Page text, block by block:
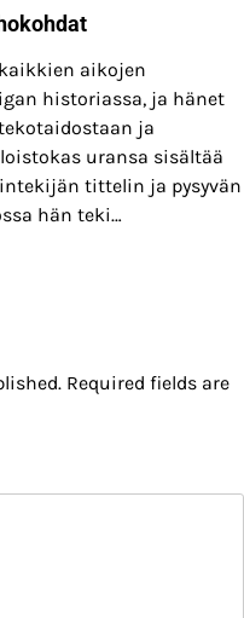
aikojen
historiassa, ja hänet
ja
uransa sisältää
tittelin ja pysyvän
hän teki…
Required fields are